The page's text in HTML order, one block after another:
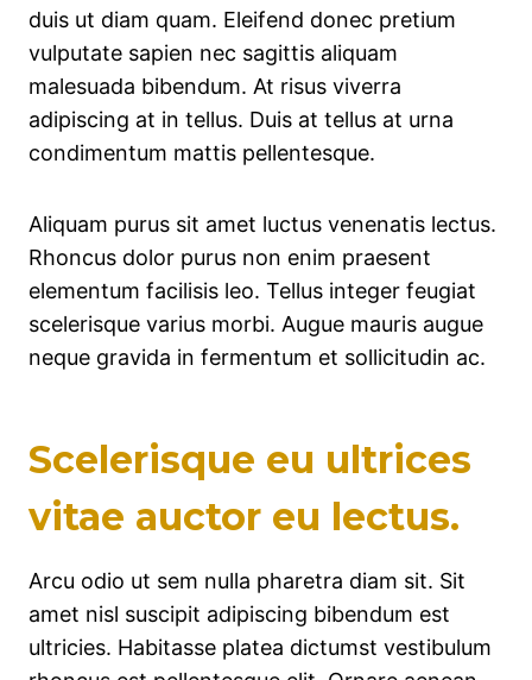
duis ut diam quam. Eleifend donec pretium
vulputate sapien nec sagittis aliquam
malesuada bibendum. At risus viverra
adipiscing at in tellus. Duis at tellus at urna
condimentum mattis pellentesque.
Aliquam purus sit amet luctus venenatis lectus.
Rhoncus dolor purus non enim praesent
elementum facilisis leo. Tellus integer feugiat
scelerisque varius morbi. Augue mauris augue
neque gravida in fermentum et sollicitudin ac.
Scelerisque eu ultrices
vitae auctor eu lectus.
Arcu odio ut sem nulla pharetra diam sit. Sit
amet nisl suscipit adipiscing bibendum est
ultricies. Habitasse platea dictumst vestibulum